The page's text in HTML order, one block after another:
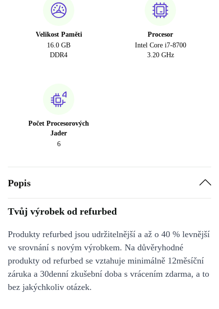
Velikost Paměti
16.0 GB
DDR4
Procesor
Intel Core i7-8700
3.20 GHz
Počet Procesorových
Jader
6
Popis
Tvůj výrobek od refurbed
Produkty refurbed jsou udržitelnější a až o 40 % levnější
ve srovnání s novým výrobkem. Na důvěryhodné
produkty od refurbed se vztahuje minimálně 12měsíční
záruka a 30denní zkušební doba s vrácením zdarma, a to
bez jakýchkoliv otázek.